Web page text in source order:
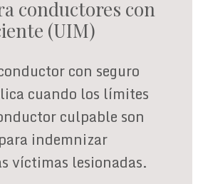
conductores con
(UIM)
con seguro
cuando los límites
culpable son
indemnizar
víctimas lesionadas.